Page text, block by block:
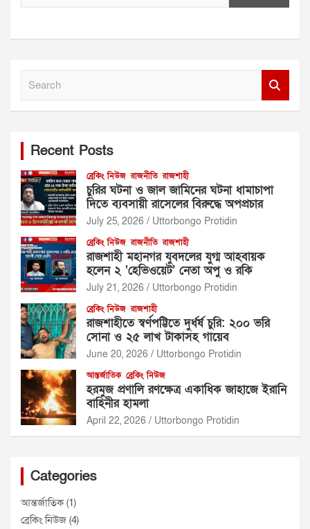
Recent Posts
ব্রেকিং নিউজ রাজনীতি রাজশাহী
চুরির ঘটনা ও জাল জামিনের ঘটনা ধামাচাপা
দিতে ব্যবসায়ী রাসেলের বিরুদ্ধে অপপ্রচার
July 25, 2026 Uttorbongo Protidin
ব্রেকিং নিউজ রাজনীতি রাজশাহী
রাজশাহী মহানগর যুবদলের যুগ্ম আহবায়ক
হলেন ২ ‘হেভিওয়েট’ নেতা অপু ও রকি
July 21, 2026 Uttorbongo Protidin
ব্রেকিং নিউজ রাজশাহী
রাজশাহীতে স্বর্ণপট্টিতে দুর্ধর্ষ চুরি: ২০০ ভরি
সোনা ও ২৫ লাখ টাকাসহ গায়েব
June 20, 2026 Uttorbongo Protidin
আন্তর্জাতিক ব্রেকিং নিউজ
হরমুজ প্রণালি রণক্ষেত্র একাধিক জাহাজে ইরানি
বাহিনীর হামলা
April 22, 2026 Uttorbongo Protidin
Categories
আন্তর্জাতিক(1)
ব্রেকিং নিউজ (4)